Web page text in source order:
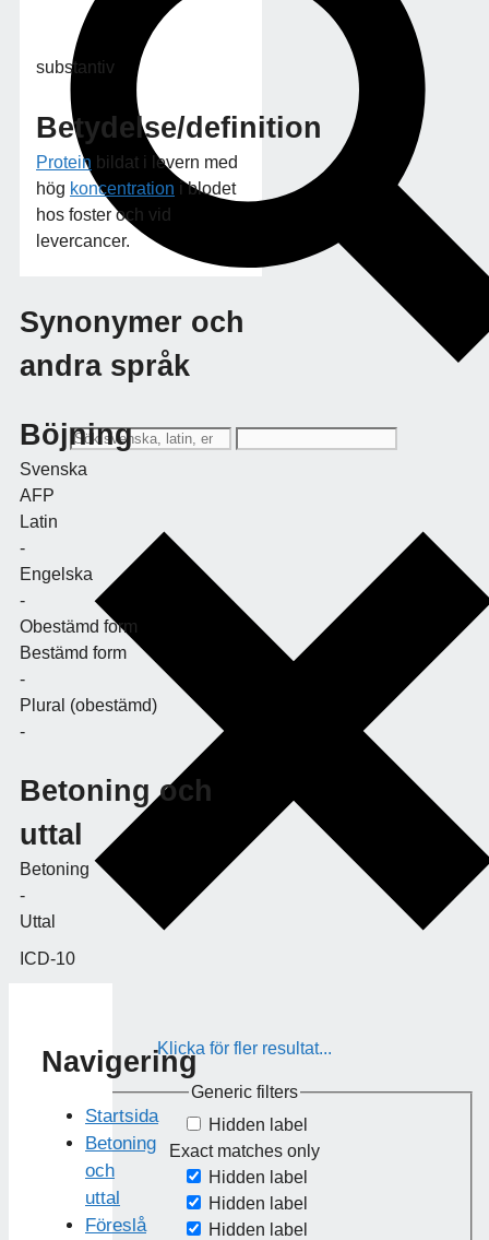
Klicka för fler resultat...
Generic filters
Hidden label
Exact matches only
Hidden label
Hidden label
Hidden label
substantiv
Betydelse/definition
Protein bildat i levern med
hög koncentration i blodet
hos foster och vid
levercancer.
Synonymer och
andra språk
Böjning
Svenska
AFP
Latin
-
Engelska
-
Obestämd form
Bestämd form
-
Plural (obestämd)
-
Betoning och
uttal
Betoning
-
Uttal
ICD-10
Navigering
Startsida
Betoning
och
uttal
Föreslå